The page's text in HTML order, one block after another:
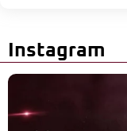
Instagram